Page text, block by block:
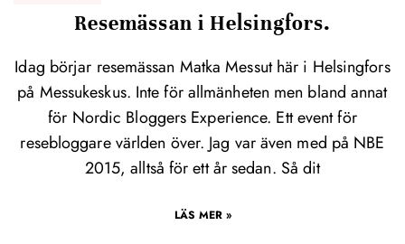
Resemässan i Helsingfors.
Idag börjar resemässan Matka Messut här i Helsingfors
på Messukeskus. Inte för allmänheten men bland annat
för Nordic Bloggers Experience. Ett event för
resebloggare världen över. Jag var även med på NBE
2015, alltså för ett år sedan. Så dit
LÄS MER »